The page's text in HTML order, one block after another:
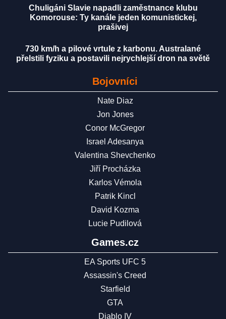
Chuligáni Slavie napadli zaměstnance klubu
Komorouse: Ty kanále jeden komunistickej,
prašivej
730 km/h a pilové vrtule z karbonu. Australané
přelstili fyziku a postavili nejrychlejší dron na světě
Bojovníci
Nate Diaz
Jon Jones
Conor McGregor
Israel Adesanya
Valentina Shevchenko
Jiří Procházka
Karlos Vémola
Patrik Kincl
David Kozma
Lucie Pudilová
Games.cz
EA Sports UFC 5
Assassin's Creed
Starfield
GTA
Diablo IV